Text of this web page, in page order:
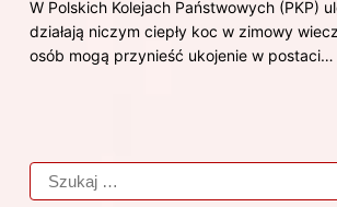
W Polskich Kolejach Państwowych (PKP)
działają niczym ciepły koc w zimowy
osób mogą przynieść ukojenie w postaci…